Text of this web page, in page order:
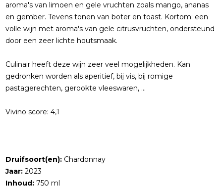
aroma's van limoen en gele vruchten zoals mango, ananas
en gember. Tevens tonen van boter en toast. Kortom: een
volle wijn met aroma's van gele citrusvruchten, ondersteund
door een zeer lichte houtsmaak.
Culinair heeft deze wijn zeer veel mogelijkheden. Kan
gedronken worden als aperitief, bij vis, bij romige
pastagerechten, gerookte vleeswaren, ...
Vivino score: 4,1
Druifsoort(en): Chardonnay
Jaar: 2023
Inhoud: 750 ml